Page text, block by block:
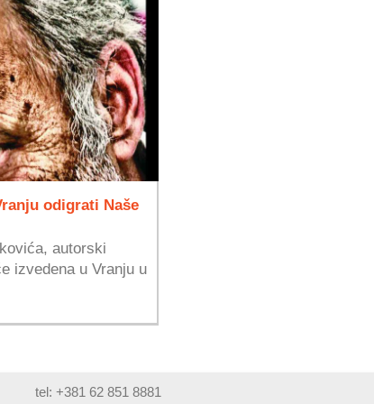
odigrati Naše
autorski
izvedena u Vranju u
tel: +381 62 851 8881